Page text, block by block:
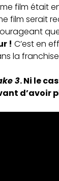
film était
serait
! C’est en
la
3. Ni le
d’avoir